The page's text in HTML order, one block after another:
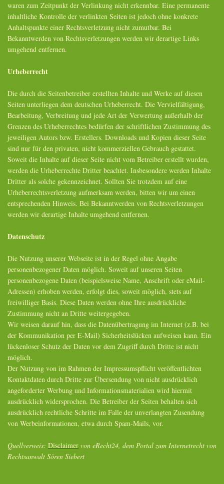
waren zum Zeitpunkt der Verlinkung nicht erkennbar. Eine permanente
inhaltliche Kontrolle der verlinkten Seiten ist jedoch ohne konkrete
Anhaltspunkte einer Rechtsverletzung nicht zumutbar. Bei
Bekanntwerden von Rechtsverletzungen werden wir derartige Links
umgehend entfernen.
Urheberrecht
Die durch die Seitenbetreiber erstellten Inhalte und Werke auf diesen
Seiten unterliegen dem deutschen Urheberrecht. Die Vervielfältigung,
Bearbeitung, Verbreitung und jede Art der Verwertung außerhalb der
Grenzen des Urheberrechtes bedürfen der schriftlichen Zustimmung des
jeweiligen Autors bzw. Erstellers. Downloads und Kopien dieser Seite
sind nur für den privaten, nicht kommerziellen Gebrauch gestattet.
Soweit die Inhalte auf dieser Seite nicht vom Betreiber erstellt wurden,
werden die Urheberrechte Dritter beachtet. Insbesondere werden Inhalte
Dritter als solche gekennzeichnet. Sollten Sie trotzdem auf eine
Urheberrechtsverletzung aufmerksam werden, bitten wir um einen
entsprechenden Hinweis. Bei Bekanntwerden von Rechtsverletzungen
werden wir derartige Inhalte umgehend entfernen.
Datenschutz
Die Nutzung unserer Webseite ist in der Regel ohne Angabe
personenbezogener Daten möglich. Soweit auf unseren Seiten
personenbezogene Daten (beispielsweise Name, Anschrift oder eMail-
Adressen) erhoben werden, erfolgt dies, soweit möglich, stets auf
freiwilliger Basis. Diese Daten werden ohne Ihre ausdrückliche
Zustimmung nicht an Dritte weitergegeben.
Wir weisen darauf hin, dass die Datenübertragung im Internet (z.B. bei
der Kommunikation per E-Mail) Sicherheitslücken aufweisen kann. Ein
lückenloser Schutz der Daten vor dem Zugriff durch Dritte ist nicht
möglich.
Der Nutzung von im Rahmen der Impressumspflicht veröffentlichten
Kontaktdaten durch Dritte zur Übersendung von nicht ausdrücklich
angeforderter Werbung und Informationsmaterialien wird hiermit
ausdrücklich widersprochen. Die Betreiber der Seiten behalten sich
ausdrücklich rechtliche Schritte im Falle der unverlangten Zusendung
von Werbeinformationen, etwa durch Spam-Mails, vor.
Quellverweis: Disclaimer von eRecht24, dem Portal zum Internetrecht von
Rechtsanwalt Sören Siebert